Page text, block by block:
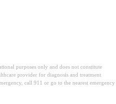
purposes only and does not constitute
provider for diagnosis and treatment
call 911 or go to the nearest emergency